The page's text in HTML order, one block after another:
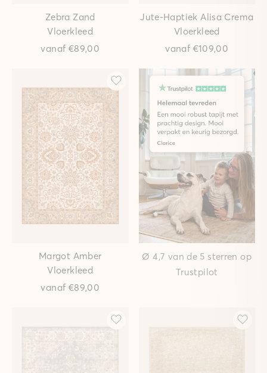
Zebra Zand
Vloerkleed
vanaf €89,00
Jute-Haptiek Alisa Crema
Vloerkleed
vanaf €109,00
Margot Amber
Vloerkleed
vanaf €89,00
Ø 4,7 van de 5 sterren op
Trustpilot